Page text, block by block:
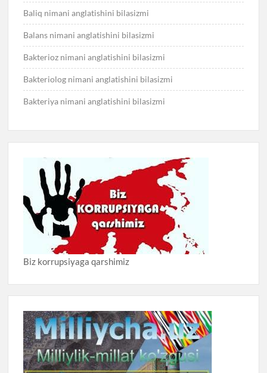
Baliq nimani anglatishini bilasizmi
Balans nimani anglatishini bilasizmi
Bakterioz nimani anglatishini bilasizmi
Bakteriolog nimani anglatishini bilasizmi
Bakteriya nimani anglatishini bilasizmi
Biz korrupsiyaga qarshimiz